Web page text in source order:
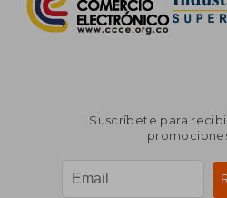
Suscríbete para